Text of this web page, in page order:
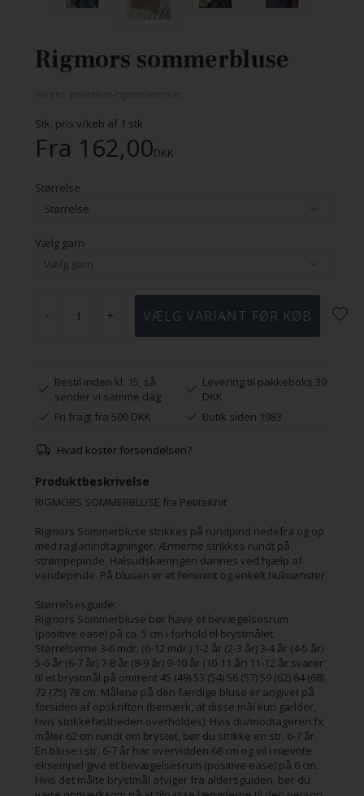
Rigmors sommerbluse
petiteknit-rigmorsommer
Stk. pris v/køb af 1 stk
Fra 162,00DKK
Størrelse
Vælg garn
- +
Bestil inden kl. 15, så
sender vi samme dag
Levering til pakkeboks 39
DKK
Fri fragt fra 500 DKK
Butik siden 1983
Hvad koster forsendelsen?
Produktbeskrivelse
RIGMORS SOMMERBLUSE fra PetiteKnit
Rigmors Sommerbluse strikkes på rundpind nedefra og op
med raglanindtagninger. Ærmerne strikkes rundt på
strømpepinde. Halsudskæringen dannes ved hjælp af
vendepinde. På blusen er et feminint og enkelt hulmønster.
Størrelsesguide:
Rigmors Sommerbluse bør have et bevægelsesrum
(positive ease) på ca. 5 cm i forhold til brystmålet.
Størrelserne 3-6 mdr. (6-12 mdr.) 1-2 år (2-3 år) 3-4 år (4-5 år)
5-6 år (6-7 år) 7-8 år (8-9 år) 9-10 år (10-11 år) 11-12 år svarer
til et brystmål på omtrent 45 (49) 53 (54) 56 (57) 59 (62) 64 (68)
72 (75) 78 cm. Målene på den færdige bluse er angivet på
forsiden af opskriften (bemærk, at disse mål kun gælder,
hvis strikkefastheden overholdes). Hvis du/modtageren fx
måler 62 cm rundt om brystet, bør du strikke en str. 6-7 år.
En bluse i str. 6-7 år har overvidden 68 cm og vil i nævnte
eksempel give et bevægelsesrum (positive ease) på 6 cm.
Hvis det målte brystmål afviger fra aldersguiden, bør du